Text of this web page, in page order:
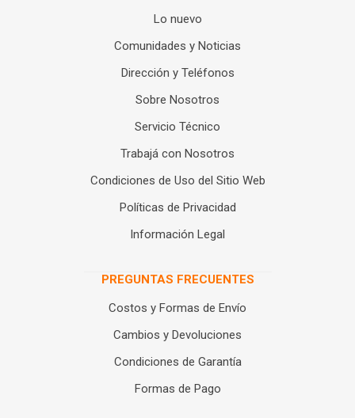
Lo nuevo
Comunidades y Noticias
Dirección y Teléfonos
Sobre Nosotros
Servicio Técnico
Trabajá con Nosotros
Condiciones de Uso del Sitio Web
Políticas de Privacidad
Información Legal
PREGUNTAS FRECUENTES
Costos y Formas de Envío
Cambios y Devoluciones
Condiciones de Garantía
Formas de Pago